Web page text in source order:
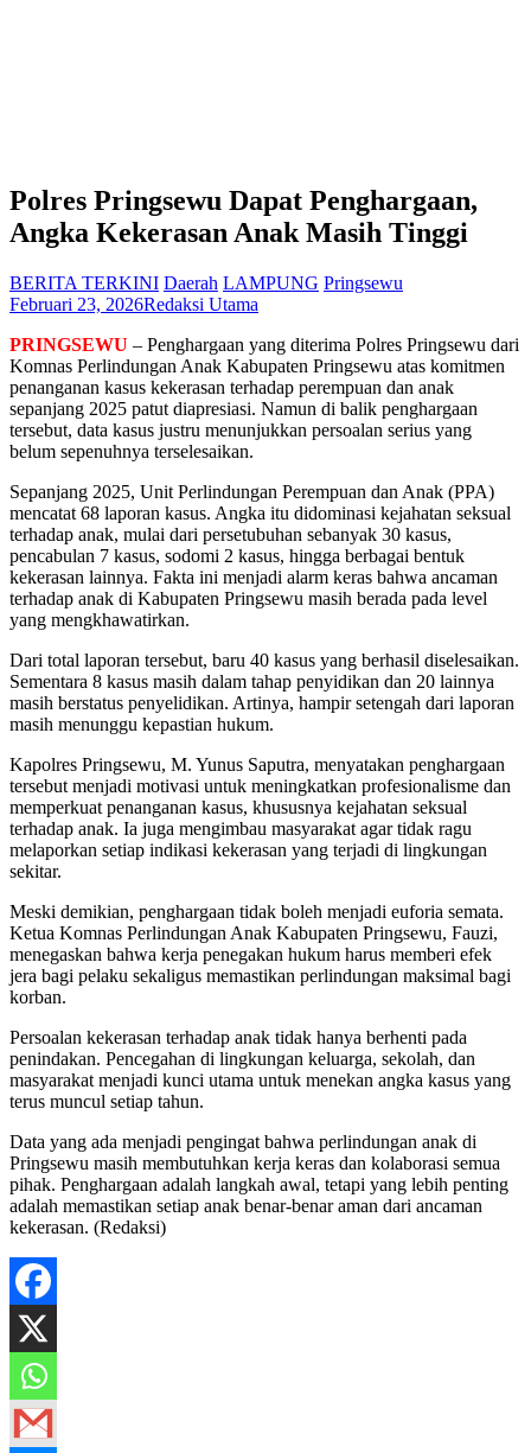
Polres Pringsewu Dapat Penghargaan,
Angka Kekerasan Anak Masih Tinggi
BERITA TERKINI Daerah LAMPUNG Pringsewu
Februari 23, 2026Redaksi Utama
PRINGSEWU – Penghargaan yang diterima Polres Pringsewu dari
Komnas Perlindungan Anak Kabupaten Pringsewu atas komitmen
penanganan kasus kekerasan terhadap perempuan dan anak
sepanjang 2025 patut diapresiasi. Namun di balik penghargaan
tersebut, data kasus justru menunjukkan persoalan serius yang
belum sepenuhnya terselesaikan.
Sepanjang 2025, Unit Perlindungan Perempuan dan Anak (PPA)
mencatat 68 laporan kasus. Angka itu didominasi kejahatan seksual
terhadap anak, mulai dari persetubuhan sebanyak 30 kasus,
pencabulan 7 kasus, sodomi 2 kasus, hingga berbagai bentuk
kekerasan lainnya. Fakta ini menjadi alarm keras bahwa ancaman
terhadap anak di Kabupaten Pringsewu masih berada pada level
yang mengkhawatirkan.
Dari total laporan tersebut, baru 40 kasus yang berhasil diselesaikan.
Sementara 8 kasus masih dalam tahap penyidikan dan 20 lainnya
masih berstatus penyelidikan. Artinya, hampir setengah dari laporan
masih menunggu kepastian hukum.
Kapolres Pringsewu, M. Yunus Saputra, menyatakan penghargaan
tersebut menjadi motivasi untuk meningkatkan profesionalisme dan
memperkuat penanganan kasus, khususnya kejahatan seksual
terhadap anak. Ia juga mengimbau masyarakat agar tidak ragu
melaporkan setiap indikasi kekerasan yang terjadi di lingkungan
sekitar.
Meski demikian, penghargaan tidak boleh menjadi euforia semata.
Ketua Komnas Perlindungan Anak Kabupaten Pringsewu, Fauzi,
menegaskan bahwa kerja penegakan hukum harus memberi efek
jera bagi pelaku sekaligus memastikan perlindungan maksimal bagi
korban.
Persoalan kekerasan terhadap anak tidak hanya berhenti pada
penindakan. Pencegahan di lingkungan keluarga, sekolah, dan
masyarakat menjadi kunci utama untuk menekan angka kasus yang
terus muncul setiap tahun.
Data yang ada menjadi pengingat bahwa perlindungan anak di
Pringsewu masih membutuhkan kerja keras dan kolaborasi semua
pihak. Penghargaan adalah langkah awal, tetapi yang lebih penting
adalah memastikan setiap anak benar-benar aman dari ancaman
kekerasan. (Redaksi)